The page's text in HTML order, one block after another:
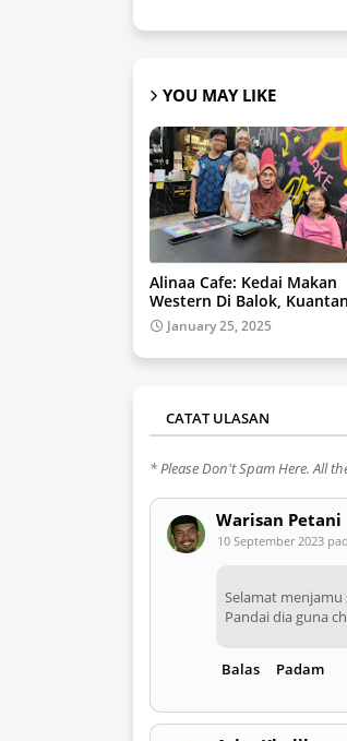
YOU MAY LIKE
Alinaa Cafe: Kedai Makan
Western Di Balok, Kuantan
January 25, 2025
CATAT ULASAN
* Please Don't Spam Here. All
Warisan Petani
10 September 2023
Selamat menjamu
Pandai dia guna
Balas Padam